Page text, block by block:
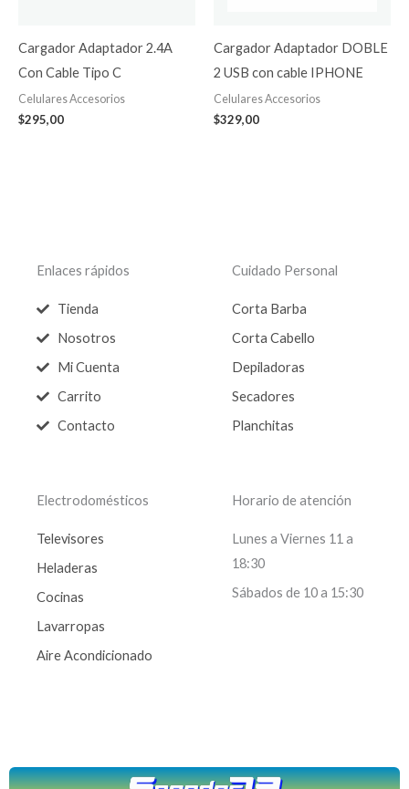
Cargador Adaptador 2.4A
Con Cable Tipo C
Celulares Accesorios
$295,00
Cargador Adaptador DOBLE
2 USB con cable IPHONE
Celulares Accesorios
$329,00
Enlaces rápidos
Tienda
Nosotros
Mi Cuenta
Carrito
Contacto
Cuidado Personal
Corta Barba
Corta Cabello
Depiladoras
Secadores
Planchitas
Electrodomésticos
Televisores
Heladeras
Cocinas
Lavarropas
Aire Acondicionado
Horario de atención
Lunes a Viernes 11 a
18:30
Sábados de 10 a 15:30